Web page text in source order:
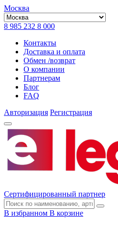
Москва
8 985 232 8 000
Контакты
Доставка и оплата
Обмен /возврат
О компании
Партнерам
Блог
FAQ
Авторизация Регистрация
Сертифицированный партнер
В избранном В корзине